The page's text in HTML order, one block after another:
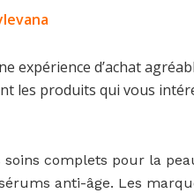
expérience d’achat
les produits qui vous
soins complets pour la
anti-âge. Les